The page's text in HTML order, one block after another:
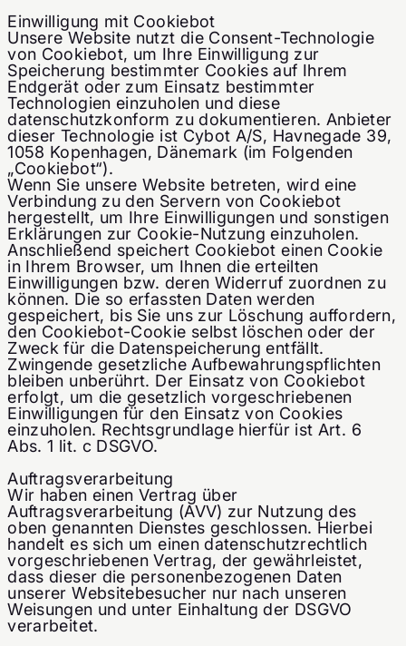
Einwilligung mit Cookiebot
Unsere Website nutzt die Consent-Technologie
von Cookiebot, um Ihre Einwilligung zur
Speicherung bestimmter Cookies auf Ihrem
Endgerät oder zum Einsatz bestimmter
Technologien einzuholen und diese
datenschutzkonform zu dokumentieren. Anbieter
dieser Technologie ist Cybot A/S, Havnegade 39,
1058 Kopenhagen, Dänemark (im Folgenden
„Cookiebot“).
Wenn Sie unsere Website betreten, wird eine
Verbindung zu den Servern von Cookiebot
hergestellt, um Ihre Einwilligungen und sonstigen
Erklärungen zur Cookie-Nutzung einzuholen.
Anschließend speichert Cookiebot einen Cookie
in Ihrem Browser, um Ihnen die erteilten
Einwilligungen bzw. deren Widerruf zuordnen zu
können. Die so erfassten Daten werden
gespeichert, bis Sie uns zur Löschung auffordern,
den Cookiebot-Cookie selbst löschen oder der
Zweck für die Datenspeicherung entfällt.
Zwingende gesetzliche Aufbewahrungspflichten
bleiben unberührt. Der Einsatz von Cookiebot
erfolgt, um die gesetzlich vorgeschriebenen
Einwilligungen für den Einsatz von Cookies
einzuholen. Rechtsgrundlage hierfür ist Art. 6
Abs. 1 lit. c DSGVO.
Auftragsverarbeitung
Wir haben einen Vertrag über
Auftragsverarbeitung (AVV) zur Nutzung des
oben genannten Dienstes geschlossen. Hierbei
handelt es sich um einen datenschutzrechtlich
vorgeschriebenen Vertrag, der gewährleistet,
dass dieser die personenbezogenen Daten
unserer Websitebesucher nur nach unseren
Weisungen und unter Einhaltung der DSGVO
verarbeitet.